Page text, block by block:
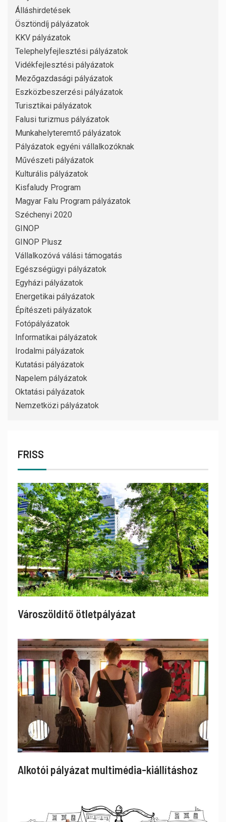
Álláshirdetések
Ösztöndíj pályázatok
KKV pályázatok
Telephelyfejlesztési pályázatok
Vidékfejlesztési pályázatok
Mezőgazdasági pályázatok
Eszközbeszerzési pályázatok
Turisztikai pályázatok
Falusi turizmus pályázatok
Munkahelyteremtő pályázatok
Pályázatok egyéni vállalkozóknak
Művészeti pályázatok
Kulturális pályázatok
Kisfaludy Program
Magyar Falu Program pályázatok
Széchenyi 2020
GINOP
GINOP Plusz
Vállalkozóvá válási támogatás
Egészségügyi pályázatok
Egyházi pályázatok
Energetikai pályázatok
Építészeti pályázatok
Fotópályázatok
Informatikai pályázatok
Irodalmi pályázatok
Kutatási pályázatok
Napelem pályázatok
Oktatási pályázatok
Nemzetközi pályázatok
FRISS
Városzöldítő ötletpályázat
Alkotói pályázat multimédia-kiállításhoz